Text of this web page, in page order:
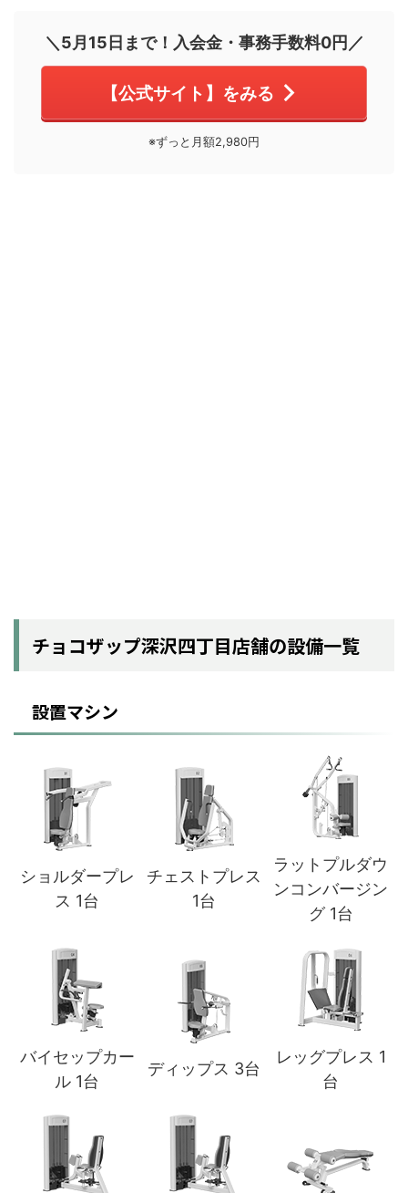
＼5月15日まで！入会金・事務手数料0円／
【公式サイト】をみる
※ずっと月額2,980円
チョコザップ深沢四丁目店舗の設備一覧
設置マシン
ショルダープレ
ス 1台
チェストプレス
1台
ラットプルダウ
ンコンバージン
グ 1台
バイセップカー
ル 1台
ディップス 3台
レッグプレス 1
台